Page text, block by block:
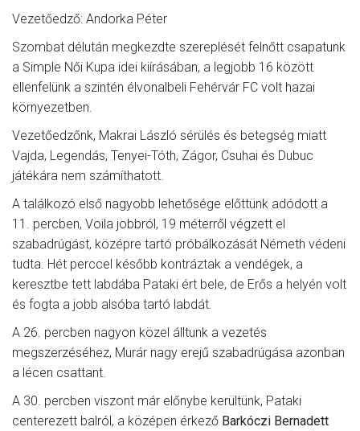
Vezetőedző: Andorka Péter
Szombat délután megkezdte szereplését felnőtt csapatunk
a Simple Női Kupa idei kiírásában, a legjobb 16 között
ellenfelünk a szintén élvonalbeli Fehérvár FC volt hazai
környezetben.
Vezetőedzőnk, Makrai László sérülés és betegség miatt
Vajda, Legendás, Tenyei-Tóth, Zágor, Csuhai és Dubuc
játékára nem számíthatott.
A találkozó első nagyobb lehetősége előttünk adódott a
11. percben, Voila jobbról, 19 méterről végzett el
szabadrúgást, középre tartó próbálkozását Németh védeni
tudta. Hét perccel később kontráztak a vendégek, a
keresztbe tett labdába Pataki ért bele, de Erős a helyén volt
és fogta a jobb alsóba tartó labdát.
A 26. percben nagyon közel álltunk a vezetés
megszerzéséhez, Murár nagy erejű szabadrúgása azonban
a lécen csattant.
A 30. percben viszont már előnybe kerültünk, Pataki
centerezett balról, a középen érkező Barkóczi Bernadett